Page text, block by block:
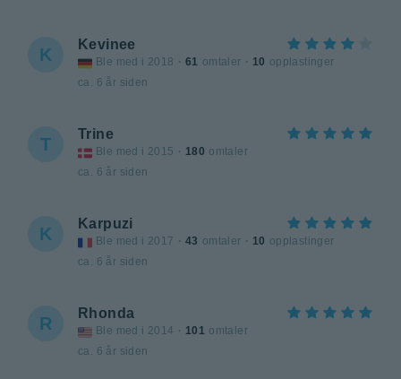
K
Kevinee
Ble med i 2018 · 61 omtaler · 10 opplastinger
ca. 6 år siden
T
Trine
Ble med i 2015 · 180 omtaler
ca. 6 år siden
K
Karpuzi
Ble med i 2017 · 43 omtaler · 10 opplastinger
ca. 6 år siden
R
Rhonda
Ble med i 2014 · 101 omtaler
ca. 6 år siden